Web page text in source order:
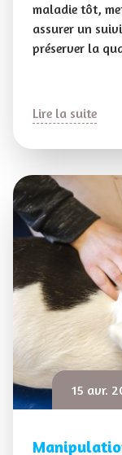
maladie tôt,
assurer un
préserver la
Lire la suite
15 avr.